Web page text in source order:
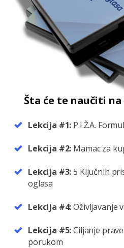
Šta će te naučiti
Lekcija #1: P.I.Ž.A.
Lekcija #2: Mamac za
Lekcija #3:5 Ključnih
oglasa
Lekcija #4:Oživljavanje
Lekcija #5:Ciljanje
porukom